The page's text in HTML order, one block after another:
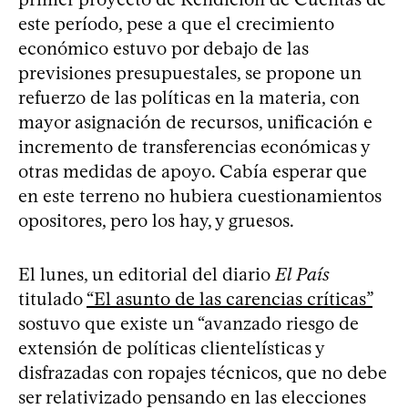
este período, pese a que el crecimiento
económico estuvo por debajo de las
previsiones presupuestales, se propone un
refuerzo de las políticas en la materia, con
mayor asignación de recursos, unificación e
incremento de transferencias económicas y
otras medidas de apoyo. Cabía esperar que
en este terreno no hubiera cuestionamientos
opositores, pero los hay, y gruesos.
El lunes, un editorial del diarioEl País
titulado “El asunto de las carencias críticas”
sostuvo que existe un “avanzado riesgo de
extensión de políticas clientelísticas y
disfrazadas con ropajes técnicos, que no debe
ser relativizado pensando en las elecciones